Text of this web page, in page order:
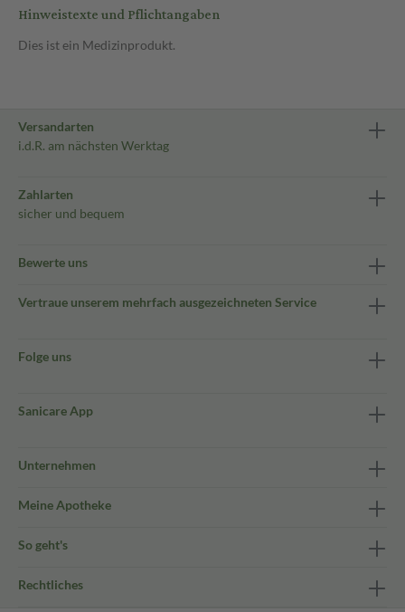
Hinweistexte und Pflichtangaben
Dies ist ein Medizinprodukt.
Versandarten
i.d.R. am nächsten Werktag
Zahlarten
sicher und bequem
Bewerte uns
Vertraue unserem mehrfach ausgezeichneten Service
Folge uns
Sanicare App
Unternehmen
Meine Apotheke
So geht's
Rechtliches